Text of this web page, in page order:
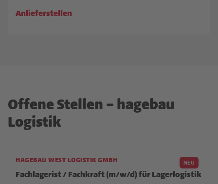
Anlieferstellen
Offene Stellen – hagebau
Logistik
NEU
HAGEBAU WEST LOGISTIK GMBH
Fachlagerist / Fachkraft (m/w/d) für Lagerlogistik